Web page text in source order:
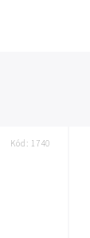
Kód: 1740